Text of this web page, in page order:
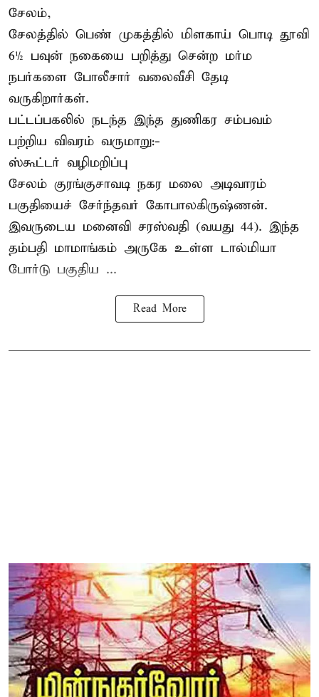
சேலம்,
சேலத்தில் பெண் முகத்தில் மிளகாய் பொடி தூவி
6½ பவுன் நகையை பறித்து சென்ற மர்ம
நபர்களை போலீசார் வலைவீசி தேடி
வருகிறார்கள்.
பட்டப்பகலில் நடந்த இந்த துணிகர சம்பவம்
பற்றிய விவரம் வருமாறு:-
ஸ்கூட்டர் வழிமறிப்பு
சேலம் குரங்குசாவடி நகர மலை அடிவாரம்
பகுதியைச் சேர்ந்தவர் கோபாலகிருஷ்ணன்.
இவருடைய மனைவி சரஸ்வதி (வயது 44). இந்த
தம்பதி மாமாங்கம் அருகே உள்ள டால்மியா
போர்டு பகுதிய ...
Read More